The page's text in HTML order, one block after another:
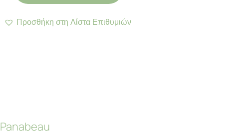
Προσθήκη στη Λίστα Επιθυμιών
Panabeau